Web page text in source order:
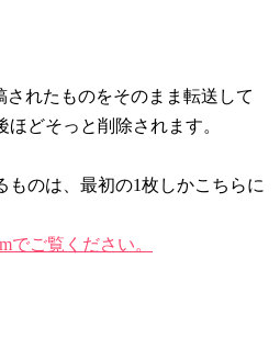
されたものをそのまま転送して
どそっと削除されます。
ものは、最初の1枚しかこちらに
でご覧ください。